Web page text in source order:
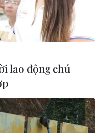
trẻ khuyết tật: Câu
lao động chú